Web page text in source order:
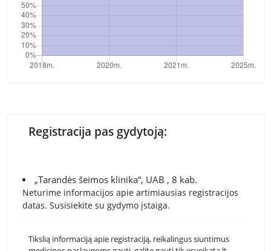
Registracija pas gydytoją:
„Tarandės šeimos klinika“, UAB , 8 kab.
Neturime informacijos apie artimiausias registracijos
datas. Susisiekite su gydymo įstaiga.
Tikslią informaciją apie registraciją, reikalingus siuntimus